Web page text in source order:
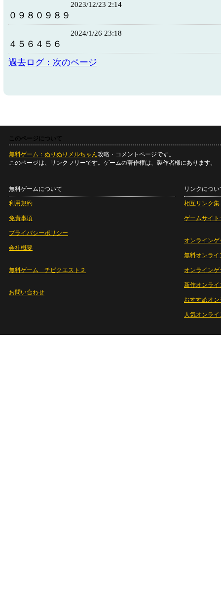
2023/12/23 2:14
０９８０９８９
2024/1/26 23:18
４５６４５６
過去ログ：次のページ
このページについて
無料ゲーム：ぬりぬりメルちゃん攻略・コメントページです。
このページは、リンクフリーです。ゲームの著作権は、製作者様にあります。
無料ゲームについて
利用規約
免責事項
プライバシーポリシー
会社概要
無料ゲーム チビクエスト２
お問い合わせ
リンクについ
相互リンク集
ゲームサイト
オンラインゲ
無料オンライ
オンライン
新作オンライ
おすすめオ
人気オンラ